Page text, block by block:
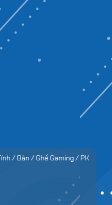
/Bàn / Ghế Gaming / PK